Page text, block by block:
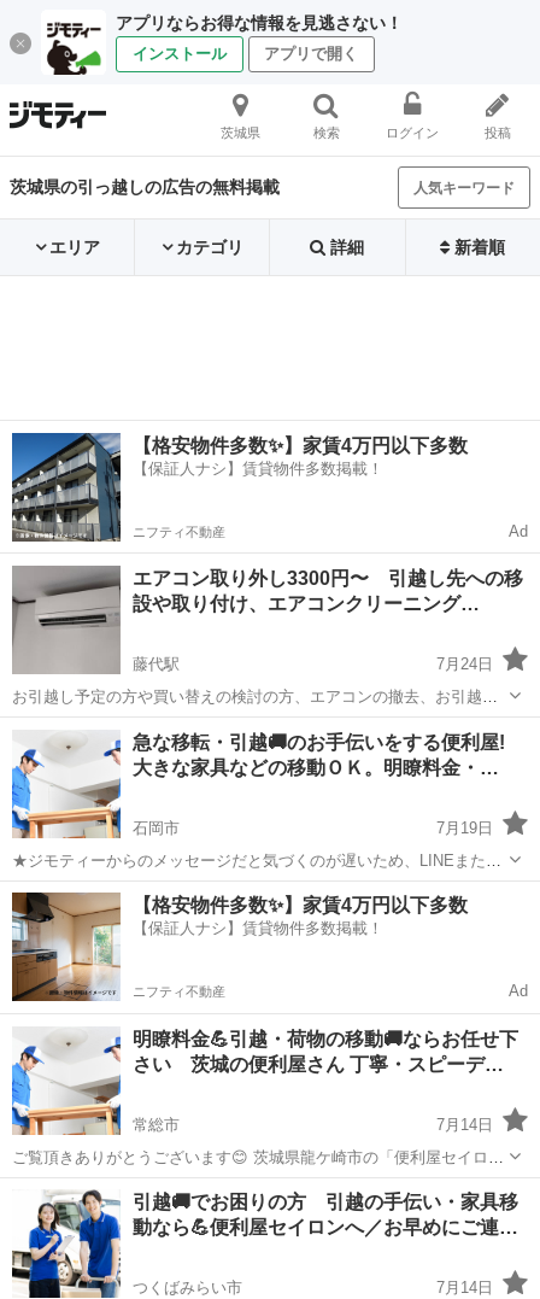
アプリならお得な情報を見逃さない！
インストール アプリで開く
茨城県 検索 ログイン 投稿
茨城県の引っ越しの広告の無料掲載 人気キーワード
エリア カテゴリ 詳細 新着順
【格安物件多数✨】家賃4万円以下多数
【保証人ナシ】賃貸物件多数掲載！
ニフティ不動産 Ad
エアコン取り外し3300円〜 引越し先への移
設や取り付け、エアコンクリーニング…
藤代駅
7月24日
お引越し予定の方や買い替えの検討の方、エアコンの撤去、お引越し
先への移設などを出精価格でお引き受けいたします。 ※通常の量販店
などでエアコンを購入の場合、既存エアコンの取外し処分は、取外費
用＋処分運搬＋リサイクル費用な...
茨城 取手市 藤代駅 引っ越し 取り外し
急な移転・引越🚚のお手伝いをする便利屋!
大きな家具などの移動ＯＫ。明瞭料金・…
石岡市
7月19日
★ジモティーからのメッセージだと気づくのが遅いため、LINEまたは
お電話の方が早く対応出来ます ご覧いただき有り難うございます 女性
の方のご利用率8割！ 安心してご利用頂けるサービスです また企業
の異動や転...
茨城 石岡市 引っ越し 料金
【格安物件多数✨】家賃4万円以下多数
【保証人ナシ】賃貸物件多数掲載！
ニフティ不動産 Ad
明瞭料金💪引越・荷物の移動🚚ならお任せ下
さい 茨城の便利屋さん 丁寧・スピーデ…
常総市
7月14日
ご覧頂きありがとうございます😊 茨城県龍ケ崎市の「便利屋セイロ
ン」はあなたの街の御用聞きとしてお困りごとをお手伝いするをさせ
ていただいております💪 ゴミ屋敷やお部屋の片づけ等、家具の取付や
移動、お引っ越しのお手伝...
茨城 常総市 引っ越し 料金
引越🚚でお困りの方 引越の手伝い・家具移
動なら💪便利屋セイロンへ／お早めにご連…
つくばみらい市
7月14日